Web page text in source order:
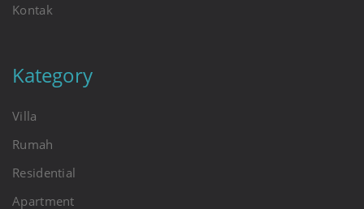
Kontak
Kategory
Villa
Rumah
Residential
Apartment